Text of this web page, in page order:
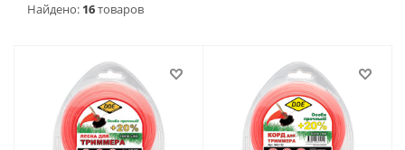
Найдено: 16товаров